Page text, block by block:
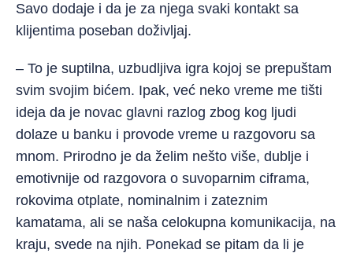
Savo dodaje i da je za njega svaki kontakt sa
klijentima poseban doživljaj.
– To je suptilna, uzbudljiva igra kojoj se prepuštam
svim svojim bićem. Ipak, već neko vreme me tišti
ideja da je novac glavni razlog zbog kog ljudi
dolaze u banku i provode vreme u razgovoru sa
mnom. Prirodno je da želim nešto više, dublje i
emotivnije od razgovora o suvoparnim ciframa,
rokovima otplate, nominalnim i zateznim
kamatama, ali se naša celokupna komunikacija, na
kraju, svede na njih. Ponekad se pitam da li je